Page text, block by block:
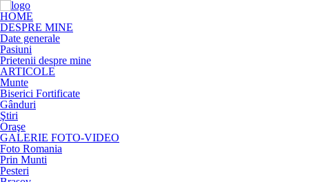
HOME
DESPRE MINE
Date generale
Pasiuni
Prietenii despre mine
ARTICOLE
Munte
Biserici Fortificate
Gânduri
Ştiri
Oraşe
GALERIE FOTO-VIDEO
Foto Romania
Prin Munti
Pesteri